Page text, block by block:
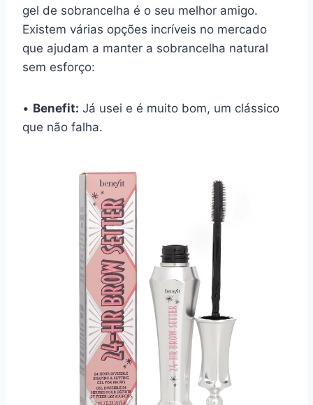
gel de sobrancelha é o seu melhor amigo.
Existem várias opções incríveis no mercado
que ajudam a manter a sobrancelha natural
sem esforço:
• Benefit: Já usei e é muito bom, um clássico
que não falha.